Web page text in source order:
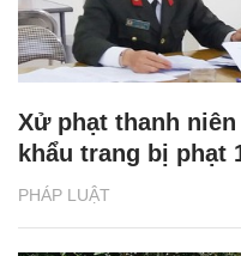
PHÁP LUẬT
Xử phạt thanh
khẩu trang bị phạt